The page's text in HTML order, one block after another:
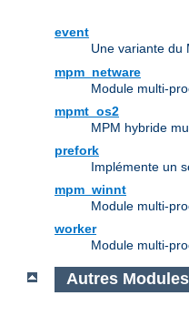
event
Une variante du
mpm_netware
Module multi-
mpmt_os2
MPM hybride
prefork
Implémente un
mpm_winnt
Module multi-
worker
Module multi-
Autres Modules